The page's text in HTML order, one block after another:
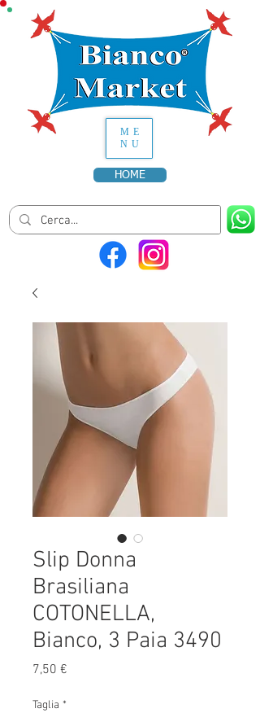
ME
NU
HOME
Slip Donna
Brasiliana
COTONELLA,
Bianco, 3 Paia 3490
7,50 €
Taglia *